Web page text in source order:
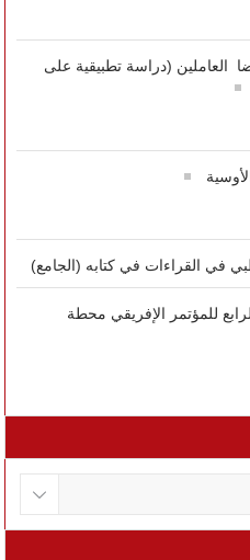
العاملين (دراسة تطبيقية على
في القراءات في كتابه (الجامع)
للمؤتمر الإفريقي محطة